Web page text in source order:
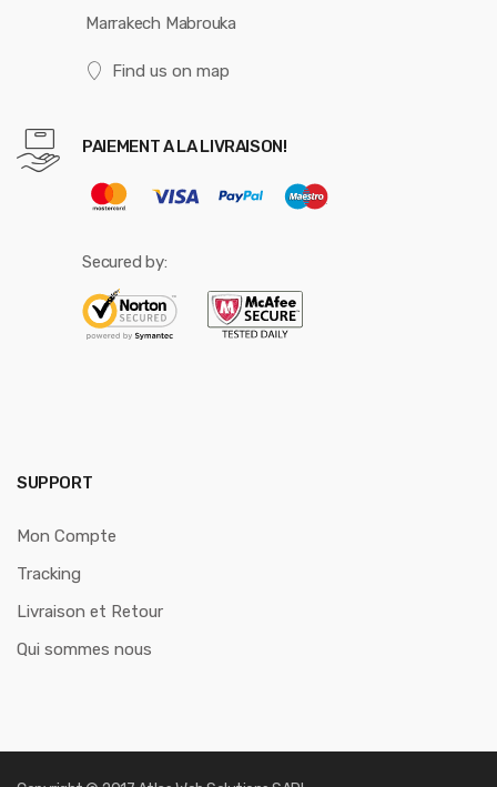
Marrakech Mabrouka
Find us on map
PAIEMENT A LA LIVRAISON!
Secured by:
SUPPORT
Mon Compte
Tracking
Livraison et Retour
Qui sommes nous